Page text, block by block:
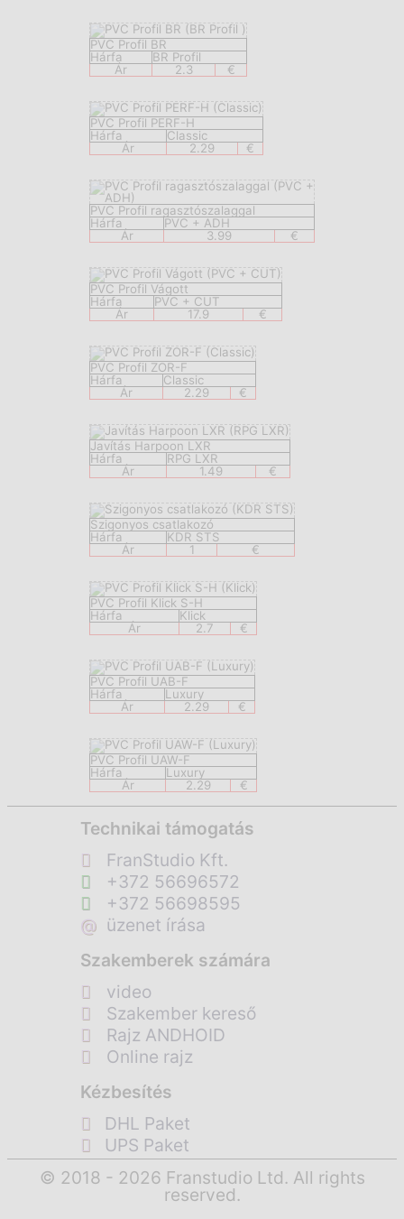
PVC Profil BR
Hárfa
BR Profil
Ár
2.3 €
PVC Profil PERF-H
Hárfa
Classic
Ár
2.29 €
PVC Profil ragasztószalaggal
Hárfa
PVC + ADH
Ár
3.99 €
PVC Profil Vágott
Hárfa
PVC + CUT
Ár
17.9 €
PVC Profil ZOR-F
Hárfa
Classic
Ár
2.29 €
Javítás Harpoon LXR
Hárfa
RPG LXR
Ár
1.49 €
Szigonyos csatlakozó
Hárfa
KDR STS
Ár
1 €
PVC Profil Klick S-H
Hárfa
Klick
Ár
2.7 €
PVC Profil UAB-F
Hárfa
Luxury
Ár
2.29 €
PVC Profil UAW-F
Hárfa
Luxury
Ár
2.29 €
Technikai támogatás
FranStudio Kft.
+372 56696572
+372 56698595
@ üzenet írása
Szakemberek számára
video
Szakember kereső
Rajz ANDHOID
Online rajz
Kézbesítés
DHL Paket
UPS Paket
© 2018 - 2026 Franstudio Ltd. All rights
reserved.